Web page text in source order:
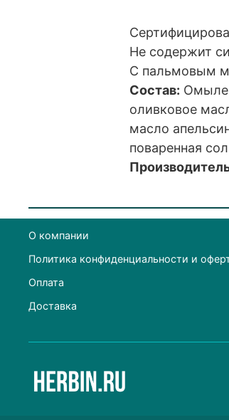
Не содержит
С пальмовым
Состав:
оливковое
масло
поваренная
О компании
Политика конфиденциальности и
Оплата
Доставка